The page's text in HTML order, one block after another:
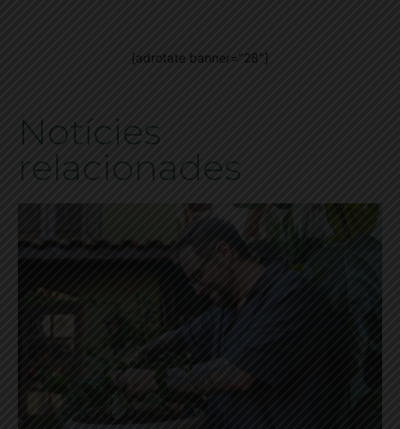
[adrotate banner="28"]
Notícies
relacionades